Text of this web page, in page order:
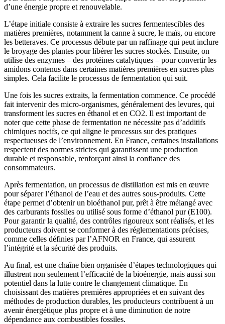
d’une énergie propre et renouvelable.
L’étape initiale consiste à extraire les sucres fermentescibles des
matières premières, notamment la canne à sucre, le maïs, ou encore
les betteraves. Ce processus débute par un raffinage qui peut inclure
le broyage des plantes pour libérer les sucres stockés. Ensuite, on
utilise des enzymes – des protéines catalytiques – pour convertir les
amidons contenus dans certaines matières premières en sucres plus
simples. Cela facilite le processus de fermentation qui suit.
Une fois les sucres extraits, la fermentation commence. Ce procédé
fait intervenir des micro-organismes, généralement des levures, qui
transforment les sucres en éthanol et en CO2. Il est important de
noter que cette phase de fermentation ne nécessite pas d’additifs
chimiques nocifs, ce qui aligne le processus sur des pratiques
respectueuses de l’environnement. En France, certaines installations
respectent des normes strictes qui garantissent une production
durable et responsable, renforçant ainsi la confiance des
consommateurs.
Après fermentation, un processus de distillation est mis en œuvre
pour séparer l’éthanol de l’eau et des autres sous-produits. Cette
étape permet d’obtenir un bioéthanol pur, prêt à être mélangé avec
des carburants fossiles ou utilisé sous forme d’éthanol pur (E100).
Pour garantir la qualité, des contrôles rigoureux sont réalisés, et les
producteurs doivent se conformer à des réglementations précises,
comme celles définies par l’AFNOR en France, qui assurent
l’intégrité et la sécurité des produits.
Au final, est une chaîne bien organisée d’étapes technologiques qui
illustrent non seulement l’efficacité de la bioénergie, mais aussi son
potentiel dans la lutte contre le changement climatique. En
choisissant des matières premières appropriées et en suivant des
méthodes de production durables, les producteurs contribuent à un
avenir énergétique plus propre et à une diminution de notre
dépendance aux combustibles fossiles.